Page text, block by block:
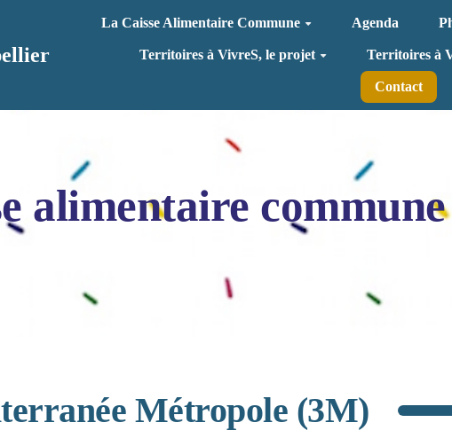
La Caisse Alimentaire Commune Agenda
Territoires à VivreS, le projet Territoires à
Contact
alimentaire
Métropole (3M)